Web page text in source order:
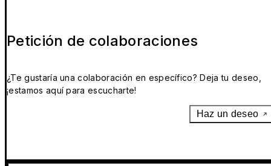
Petición de colaboraciones
¿Te gustaría una colaboración en específico? Deja tu deseo,
¡estamos aquí para escucharte!
Haz un deseo